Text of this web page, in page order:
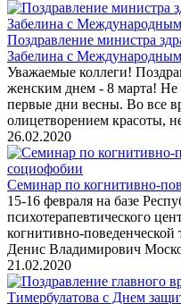
Поздравление министра
Забелина с
Уважаемые коллеги!
женским днем - 8 марта! Не
первые дни весны. Во все
олицетворением красоты,
26.02.2020
Семинар по когнитивно-
15-16 февраля на базе
психотерапевтического
когнитивно-
Денис Владимирович
21.02.2020